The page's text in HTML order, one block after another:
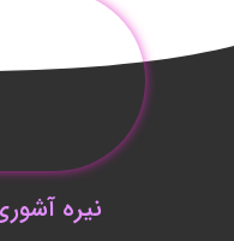
نیره